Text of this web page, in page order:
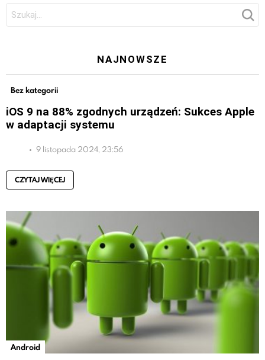
NAJNOWSZE
Bez kategorii
iOS 9 na 88% zgodnych urządzeń: Sukces Apple
w adaptacji systemu
9 listopada 2024, 23:56
CZYTAJ WIĘCEJ
Android